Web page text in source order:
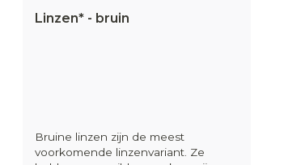
Linzen* - bruin
Bruine linzen zijn de meest
voorkomende linzenvariant. Ze